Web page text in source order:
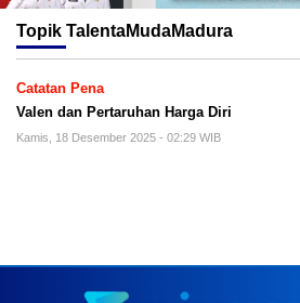
Topik TalentaMudaMadura
Catatan Pena
Valen dan Pertaruhan Harga Diri
Kamis, 18 Desember 2025 - 02:29 WIB